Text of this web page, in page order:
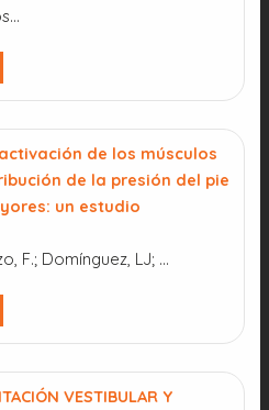
de los músculos
de la presión del pie
un estudio
F.; Domínguez, LJ; …
VESTIBULAR Y